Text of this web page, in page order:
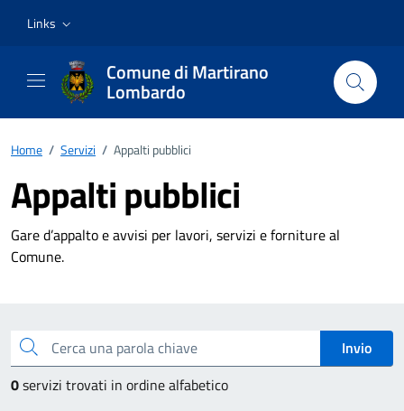
Links
Comune di Martirano
Lombardo
Home / Servizi / Appalti pubblici
Appalti pubblici
Gare d’appalto e avvisi per lavori, servizi e forniture al
Comune.
Cerca una parola chiave
Invio
0servizi trovati in ordine alfabetico